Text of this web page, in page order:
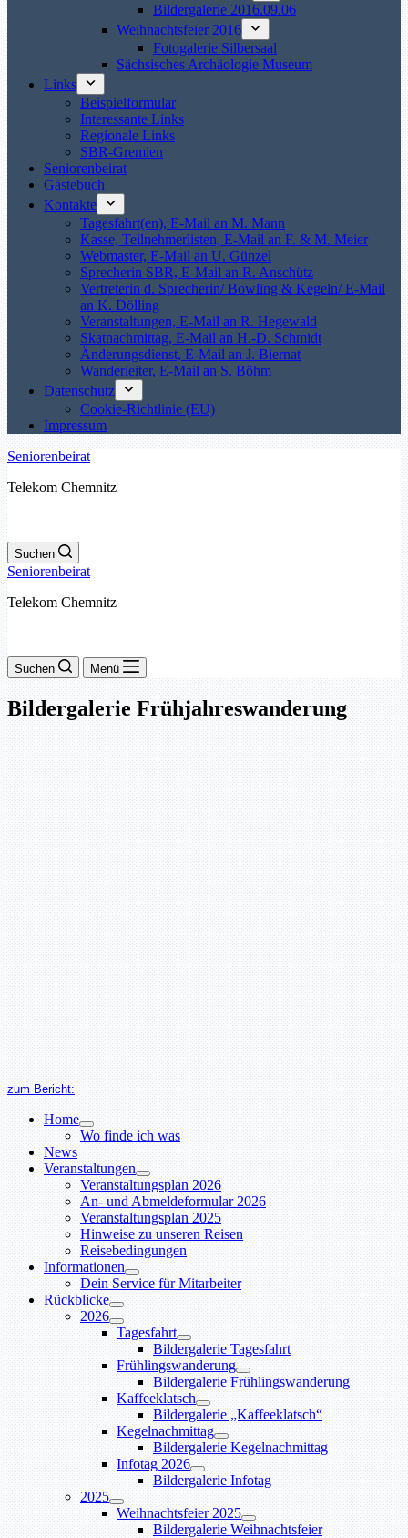
Bildergalerie 2016.09.06
Weihnachtsfeier 2016
Fotogalerie Silbersaal
Sächsisches Archäologie Museum
Links
Beispielformular
Interessante Links
Regionale Links
SBR-Gremien
Seniorenbeirat
Gästebuch
Kontakte
Tagesfahrt(en), E-Mail an M. Mann
Kasse, Teilnehmerlisten, E-Mail an F. & M. Meier
Webmaster, E-Mail an U. Günzel
Sprecherin SBR, E-Mail an R. Anschütz
Vertreterin d. Sprecherin/ Bowling & Kegeln/ E-Mail
an K. Dölling
Veranstaltungen, E-Mail an R. Hegewald
Skatnachmittag, E-Mail an H.-D. Schmidt
Änderungsdienst, E-Mail an J. Biernat
Wanderleiter, E-Mail an S. Böhm
Datenschutz
Cookie-Richtlinie (EU)
Impressum
Seniorenbeirat
Telekom Chemnitz
Suchen
Seniorenbeirat
Telekom Chemnitz
Suchen Menü
Bildergalerie Frühjahreswanderung
zum Bericht:
Home
Wo finde ich was
News
Veranstaltungen
Veranstaltungsplan 2026
An- und Abmeldeformular 2026
Veranstaltungsplan 2025
Hinweise zu unseren Reisen
Reisebedingungen
Informationen
Dein Service für Mitarbeiter
Rückblicke
2026
Tagesfahrt
Bildergalerie Tagesfahrt
Frühlingswanderung
Bildergalerie Frühlingswanderung
Kaffeeklatsch
Bildergalerie „Kaffeeklatsch“
Kegelnachmittag
Bildergalerie Kegelnachmittag
Infotag 2026
Bildergalerie Infotag
2025
Weihnachtsfeier 2025
Bildergalerie Weihnachtsfeier